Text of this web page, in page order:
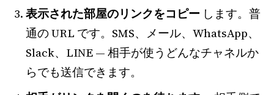
表示された部屋のリンクをコピー します。普
通の URL です。SMS、メール、WhatsApp、
Slack、LINE — 相手が使うどんなチャネルか
らでも送信できます。